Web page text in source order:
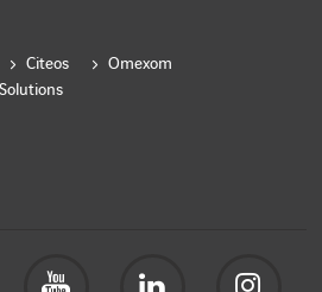
Citeos
Omexom